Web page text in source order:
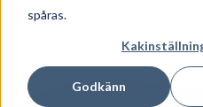
spåras.
Godkänn